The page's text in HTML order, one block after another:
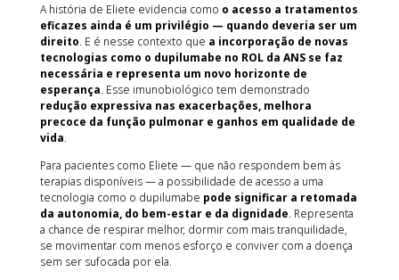
A história de Eliete evidencia como o acesso a tratamentos
eficazes ainda é um privilégio — quando deveria ser um
direito. E é nesse contexto que a incorporação de novas
tecnologias como o dupilumabe no ROL da ANS se faz
necessária e representa um novo horizonte de
esperança. Esse imunobiológico tem demonstrado
redução expressiva nas exacerbações, melhora
precoce da função pulmonar e ganhos em qualidade de
vida.
Para pacientes como Eliete — que não respondem bem às
terapias disponíveis — a possibilidade de acesso a uma
tecnologia como o dupilumabe pode significar a retomada
da autonomia, do bem-estar e da dignidade. Representa
a chance de respirar melhor, dormir com mais tranquilidade,
se movimentar com menos esforço e conviver com a doença
sem ser sufocada por ela.